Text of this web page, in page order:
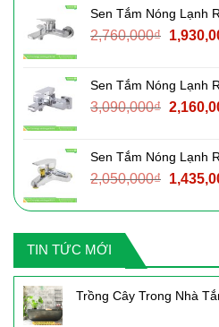
Sen Tắm Nóng Lạnh
2,760,000₫ Giá
Sen Tắm Nóng Lạnh
3,090,000₫ Giá
Sen Tắm Nóng Lạnh
2,050,000₫ Giá
là:
TIN TỨC MỚI
Trồng Cây Trong Nhà